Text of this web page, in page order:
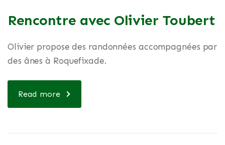
Rencontre avec Olivier Toubert
Olivier propose des randonnées accompagnées par
des ânes à Roquefixade.
Read more